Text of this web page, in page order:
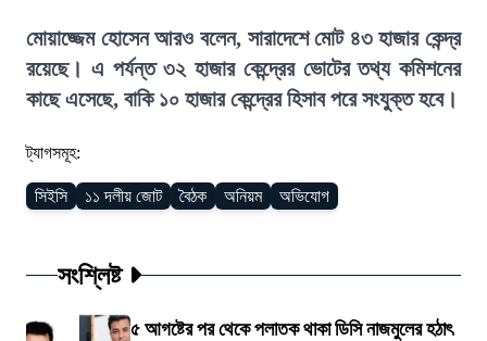
মোয়াজ্জেম হোসেন আরও বলেন, সারাদেশে মোট ৪৩ হাজার কেন্দ্র
রয়েছে। এ পর্যন্ত ৩২ হাজার কেন্দ্রের ভোটের তথ্য কমিশনের
কাছে এসেছে, বাকি ১০ হাজার কেন্দ্রের হিসাব পরে সংযুক্ত হবে।
ট্যাগসমূহ:
সিইসি ১১ দলীয় জোট বৈঠক অনিয়ম অভিযোগ
সংশ্লিষ্ট
৫ আগষ্টের পর থেকে পলাতক থাকা ডিসি নাজমুলের হঠাৎ